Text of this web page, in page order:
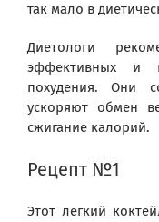
так мало в
Диетологи
эффективных и
похудения. Они
ускоряют обмен
сжигание калорий.
Рецепт №1
Этот легкий